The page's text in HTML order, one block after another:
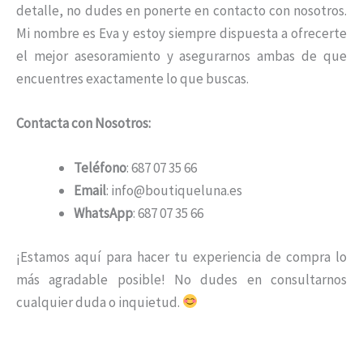
detalle, no dudes en ponerte en contacto con nosotros.
Mi nombre es Eva y estoy siempre dispuesta a ofrecerte
el mejor asesoramiento y asegurarnos ambas de que
encuentres exactamente lo que buscas.
Contacta con Nosotros:
Teléfono: 687 07 35 66
Email: info@boutiqueluna.es
WhatsApp: 687 07 35 66
¡Estamos aquí para hacer tu experiencia de compra lo
más agradable posible! No dudes en consultarnos
cualquier duda o inquietud.